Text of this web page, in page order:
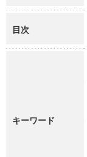
目次
キーワード